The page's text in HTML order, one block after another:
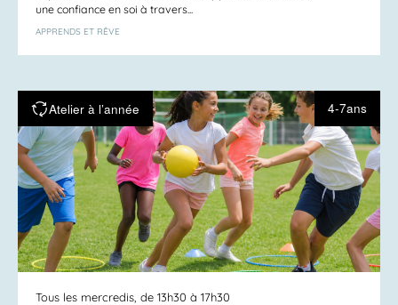
une confiance en soi à travers...
APPRENDS ET RÊVE
Atelier à l’année 4-7ans
Tous les mercredis, de 13h30 à 17h30